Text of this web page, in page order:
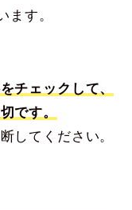
ます。
チェックして、
です。
してください。